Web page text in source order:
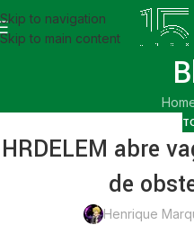
Skip to navigation
Skip to main content
HRDELEM abre
de
Henrique